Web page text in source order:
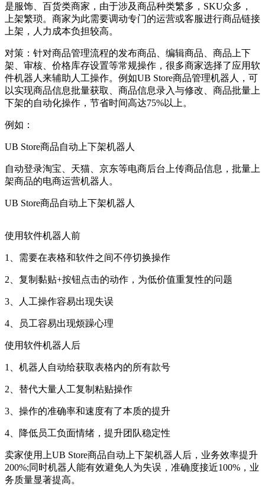
是服饰、百货类商家，由于涉及商品种类繁多，SKU众多，
上架繁琐。商家为此需要调动专门的运营或客服进行商品链接
上架，人力成本负担较高。
对策：针对商品管理流程的发布商品、编辑商品、商品上下
架、审核、价格库存设置等常规操作，很多商家选择了应用软
件机器人来辅助人工操作。例如UB Store商品管理机器人，可
以实现商品信息批量获取、商品信息录入与修改、商品批量上
下架的自动化操作，节省时间高达75%以上。
例如：
UB Store商品自动上下架机器人
自动登录淘宝、天猫、京东等电商后台上传商品信息，批量上
架商品的电商运营机器人。
UB Store商品自动上下架机器人
使用软件机器人前
1、需要在表格和软件之间不停切换操作
2、复制黏贴+按钮点击的动作，为低价值重复性的问题
3、人工操作容易出现失误
4、员工容易出现烦躁心理
使用软件机器人后
1、机器人自动给获取表格内的所有款号
2、替代大量人工复制粘贴操作
3、操作的准确率和速度有了本质的提升
4、降低员工负面情绪，提升团队稳定性
卖家使用上UB Store商品自动上下架机器人后，业务效率提升
200%;同时机器人能有效避免人为失误，准确度接近100%，业
务质量显著提高。